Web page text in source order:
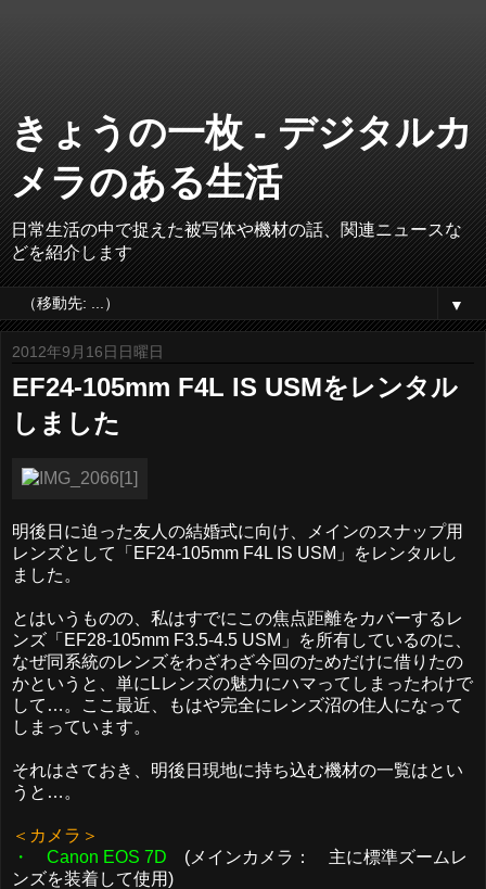
きょうの一枚 - デジタルカ
メラのある生活
日常生活の中で捉えた被写体や機材の話、関連ニュースな
どを紹介します
▼
2012年9月16日日曜日
EF24-105mm F4L IS USMをレンタル
しました
明後日に迫った友人の結婚式に向け、メインのスナップ用
レンズとして「EF24-105mm F4L IS USM」をレンタルし
ました。
とはいうものの、私はすでにこの焦点距離をカバーするレ
ンズ「EF28-105mm F3.5-4.5 USM」を所有しているのに、
なぜ同系統のレンズをわざわざ今回のためだけに借りたの
かというと、単にLレンズの魅力にハマってしまったわけで
して…。ここ最近、もはや完全にレンズ沼の住人になって
しまっています。
それはさておき、明後日現地に持ち込む機材の一覧はとい
うと…。
＜カメラ＞
・ Canon EOS 7D (メインカメラ： 主に標準ズームレ
ンズを装着して使用)